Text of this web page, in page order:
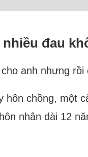
đau
anh nhưng
chồng, một
nhân dài 12